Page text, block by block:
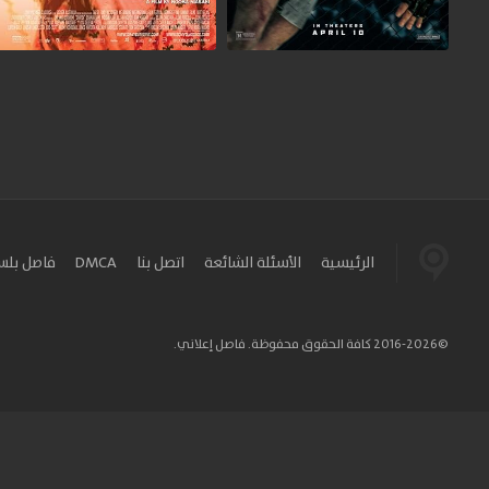
الرئيسية الأسئلة الشائعة اتصل بنا DMCA فاصل
©2016-2026 كافة الحقوق محفوظة. فاصل إعلاني.